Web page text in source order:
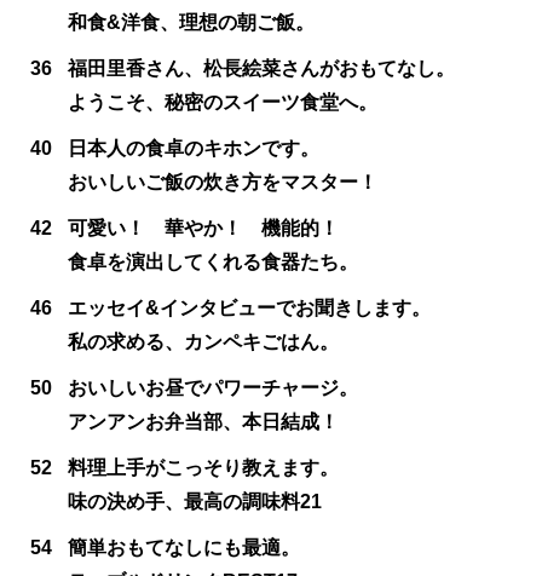
和食&洋食、理想の朝ご飯。
36
福田里香さん、松長絵菜さんがおもてなし。
ようこそ、秘密のスイーツ食堂へ。
40
日本人の食卓のキホンです。
おいしいご飯の炊き方をマスター！
42
可愛い！ 華やか！ 機能的！
食卓を演出してくれる食器たち。
46
エッセイ&インタビューでお聞きします。
私の求める、カンペキごはん。
50
おいしいお昼でパワーチャージ。
アンアンお弁当部、本日結成！
52
料理上手がこっそり教えます。
味の決め手、最高の調味料21
54
簡単おもてなしにも最適。